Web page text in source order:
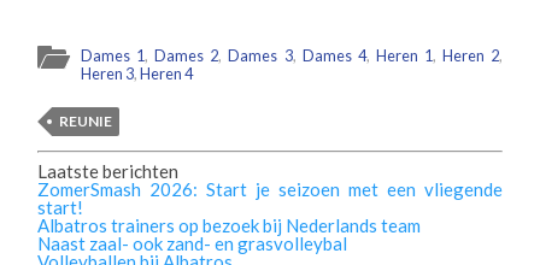
Dames 1,Dames 2,Dames 3, Dames 4, Heren 1, Heren 2,
Heren 3,Heren 4
REUNIE
Laatste berichten
ZomerSmash 2026: Start je seizoen met een vliegende
start!
Albatros trainers op bezoek bij Nederlands team
Naast zaal- ook zand- en grasvolleybal